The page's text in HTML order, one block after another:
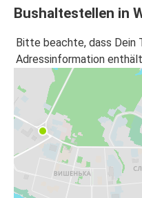
Chișinău
Winnyzja
Leipzig
Hamburg
Winnyzja
Winnyzja
Hamburg
Bushaltestellen in
Bitte beachte, dass
Adressinformation